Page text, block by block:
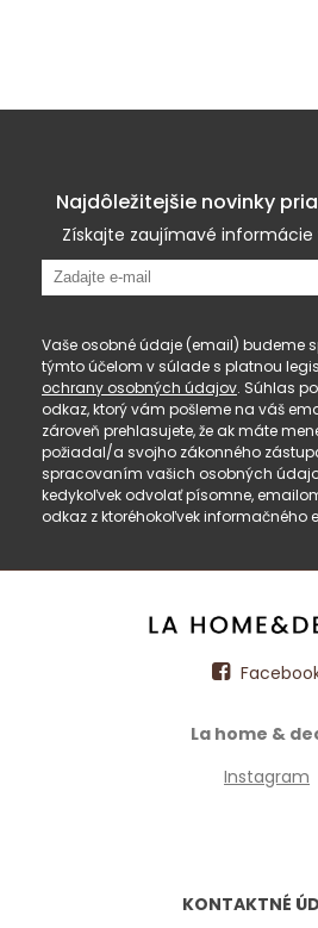
Najdôležitejšie novinky
Získajte zaujímavé
Vaše osobné údaje (email) budeme
týmto účelom v súlade s platnou
ochrany osobných údajov. Súhlas
odkaz, ktorý vám pošleme na váš
zároveň prehlasujete, že ak máte
požiadal/a svojho zákonného
spracovaním vašich osobných
kedykoľvek odvolať písomne,
odkaz z ktoréhokoľvek informačného
La home &
Instagram
KONTAKTNÉ